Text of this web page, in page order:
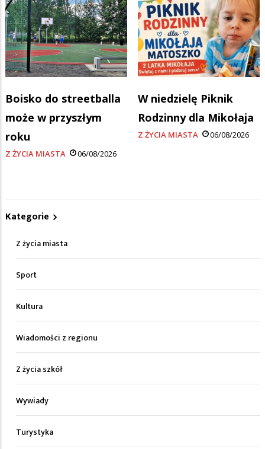
Boisko do streetballa
może w przyszłym
roku
Z ŻYCIA MIASTA 06/08/2026
W niedzielę Piknik
Rodzinny dla Mikołaja
Z ŻYCIA MIASTA 06/08/2026
Kategorie
Z życia miasta
Sport
Kultura
Wiadomości z regionu
Z życia szkół
Wywiady
Turystyka